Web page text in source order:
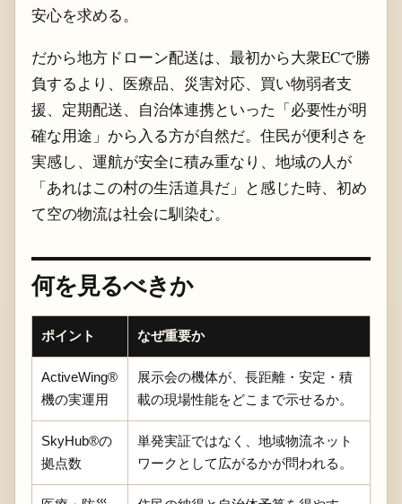
安心を求める。
だから地方ドローン配送は、最初から大衆ECで勝
負するより、医療品、災害対応、買い物弱者支
援、定期配送、自治体連携といった「必要性が明
確な用途」から入る方が自然だ。住民が便利さを
実感し、運航が安全に積み重なり、地域の人が
「あれはこの村の生活道具だ」と感じた時、初め
て空の物流は社会に馴染む。
何を見るべきか
ポイント なぜ重要か
ActiveWing®
機の実運用
展示会の機体が、長距離・安定・積
載の現場性能をどこまで示せるか。
SkyHub®の
拠点数
単発実証ではなく、地域物流ネット
ワークとして広がるかが問われる。